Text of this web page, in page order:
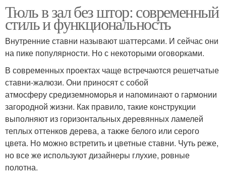
Тюль в зал без штор: современный
стиль и функциональность
Внутренние ставни называют шаттерсами. И сейчас они
на пике популярности. Но с некоторыми оговорками.
В современных проектах чаще встречаются решетчатые
ставни-жалюзи. Они приносят с собой
атмосферу средиземноморья и напоминают о гармонии
загородной жизни. Как правило, такие конструкции
выполняют из горизонтальных деревянных ламелей
теплых оттенков дерева, а также белого или серого
цвета. Но можно встретить и цветные ставни. Чуть реже,
но все же используют дизайнеры глухие, ровные
полотна.